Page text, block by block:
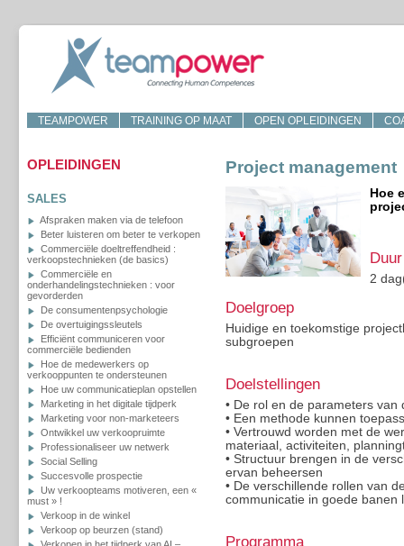
TEAMPOWER TRAINING OP MAAT OPEN OPLEIDINGEN
OPLEIDINGEN
SALES
Afspraken maken via de telefoon
Beter luisteren om beter te verkopen
Commerciële doeltreffendheid :
verkoopstechnieken (de basics)
Commerciële en
onderhandelingstechnieken : voor
gevorderden
De consumentenpsychologie
De overtuigingssleutels
Efficiënt communiceren voor
commerciële bedienden
Hoe de medewerkers op
verkooppunten te ondersteunen
Hoe uw communicatieplan opstellen
Marketing in het digitale tijdperk
Marketing voor non-marketeers
Ontwikkel uw verkoopruimte
Professionaliseer uw netwerk
Social Selling
Succesvolle prospectie
Uw verkoopteams motiveren, een «
must » !
Verkoop in de winkel
Verkoop op beurzen (stand)
Project management
Hoe
Duur
2
Doelgroep
Huidige en toekomstige
subgroepen
Doelstellingen
• De rol en de parameters
• Een methode kunnen
• Vertrouwd worden met de
materiaal, activiteiten,
• Structuur brengen in de
ervan beheersen
• De verschillende rollen van
communicatie in goede banen
Programma